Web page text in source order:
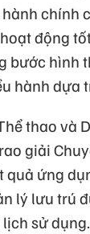
chính
động
bước hình
hành dựa
thao và
giải
quả ứng
lý lưu trú
sử